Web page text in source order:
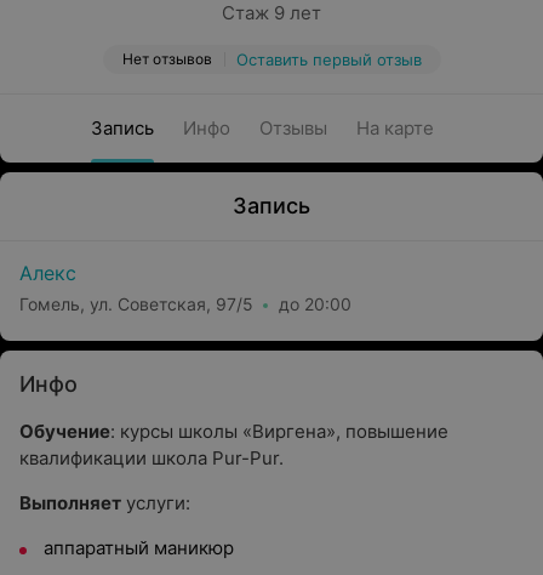
Стаж 9 лет
Нет отзывов Оставить первый отзыв
Запись Инфо Отзывы На карте
Запись
Алекс
Гомель, ул. Советская, 97/5 до 20:00
Инфо
Обучение: курсы школы «Виргена», повышение
квалификации школа Pur-Pur.
Выполняет услуги:
аппаратный маникюр